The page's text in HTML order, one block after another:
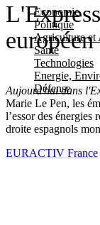
Economie
Politique
Agriculture et
Santé
Technologies
Energie,
Défense
Aujourd'hui dans
Marie Le Pen, les
l’essor des énergies
droite espagnols
EURACTIV France